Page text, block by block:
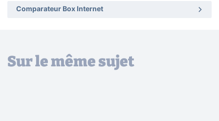
Comparateur Box Internet
Sur le même sujet